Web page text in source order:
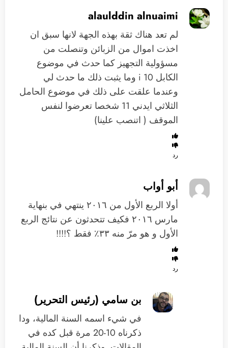
alaulddin alnuaimi
لم تعد هناك ثقة بهذه الجهة لانها سبق ان
اخذت اموال من الزبائن وتنصلت من
مسؤولية التجهيز كما حدث في موضوع
الكابل i 10 وما يثبت ذلك ما حدث لي
وعندما علقت على ذلك في موضوع الحامل
الثلاثي ايدني 11 شخصا تعرضوا لنفس
الموقف ( اتنصب علينا)
رد
أبو أواب
أولا الربع الأول من ٢٠١٦ ينتهي في بنهاية
مارس ٢٠١٦ فكيف تتحدثون عن نتائج الربع
الأول و هو مرّ منه ٣٣٪‏ فقط ؟!!!!
رد
بن سامي (رئيس التحرير)
في شيء اسمه السنة المالية، ودا
ذكرناه 10-20 مرة قبل كده في